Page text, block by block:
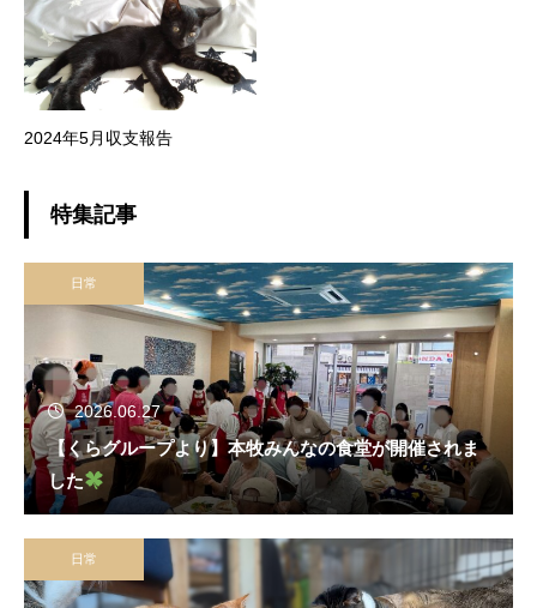
2024年5月収支報告
特集記事
日常
2026.06.27
【くらグループより】本牧みんなの食堂が開催されま
した
日常